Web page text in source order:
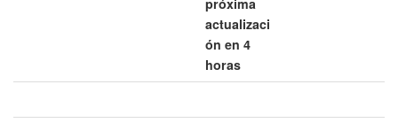
próxima
actualizaci
ón en 4
horas